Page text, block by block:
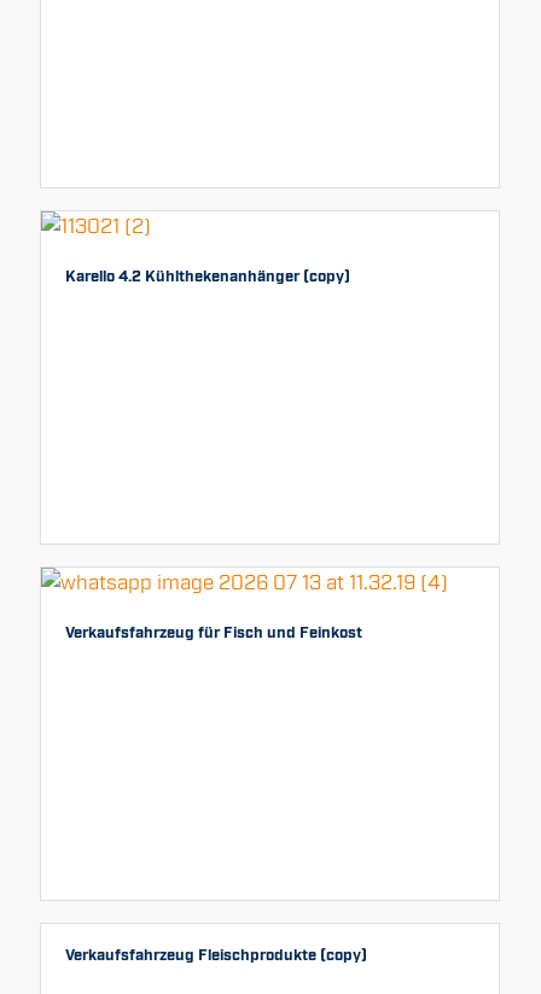
Karello 4.2 Kühlthekenanhänger (copy)
Verkaufsfahrzeug für Fisch und Feinkost
Verkaufsfahrzeug Fleischprodukte (copy)